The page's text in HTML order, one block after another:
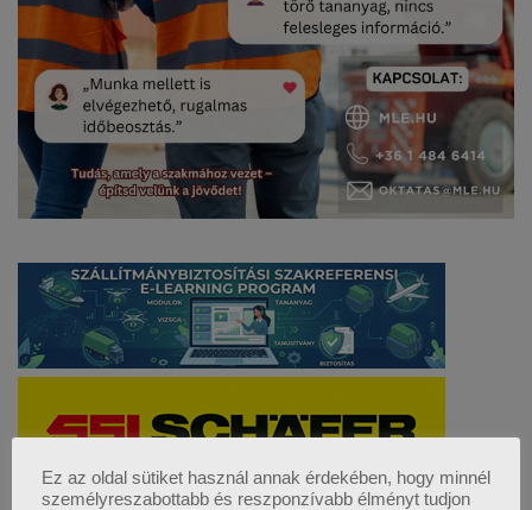
Ez az oldal sütiket használ annak érdekében, hogy minnél
személyreszabottabb és reszponzívabb élményt tudjon